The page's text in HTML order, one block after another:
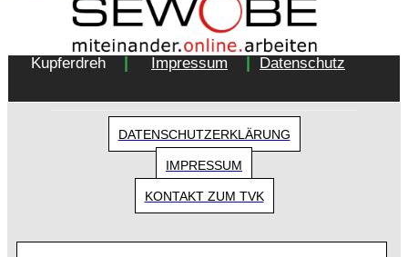
Copyright 2018 - Turnverein 1877 e.V. Essen-
Kupferdreh
Impressum Datenschutz
DATENSCHUTZERKLÄRUNG
IMPRESSUM
KONTAKT ZUM TVK